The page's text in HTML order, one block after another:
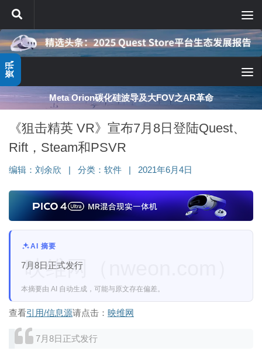
跳至内容
Meta Orion碳化硅波导及大FOV之AR革命
《狙击精英 VR》宣布7月8日登陆Quest、
Rift，Steam和PSVR
编辑： 刘余欣 分类： 软件 2021年6月4日
AI 摘要
7月8日正式发行
本摘要由 AI 自动生成，可能与原文存在偏差。
查看引用/信息源请点击： 映维网
7月8日正式发行
映维网（nweon.com）
资讯